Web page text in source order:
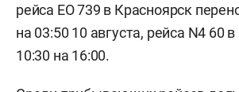
рейса EO 739 в Красноярск
на 03:50 10 августа, рейса N4 60
10:30 на 16:00.